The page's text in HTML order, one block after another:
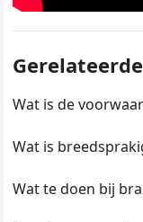
Wat is de
Wat is
Wat te doen bij